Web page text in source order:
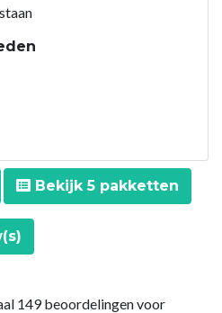
Bekijk 5 pakketten
149 beoordelingen voor